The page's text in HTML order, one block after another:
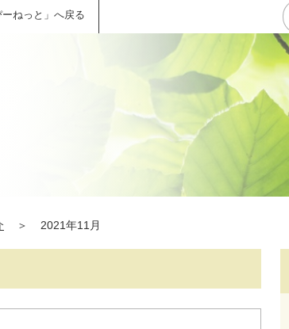
ねっと」へ戻る
＞ 2021年11月